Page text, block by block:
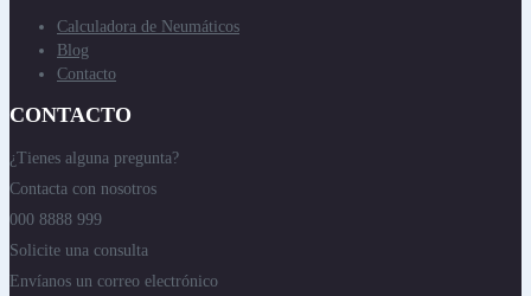
Calculadora de Neumáticos
Blog
Contacto
CONTACTO
¿Tienes alguna pregunta?
Contacta con nosotros
000 8888 999
Solicite una consulta
Envíanos un correo electrónico